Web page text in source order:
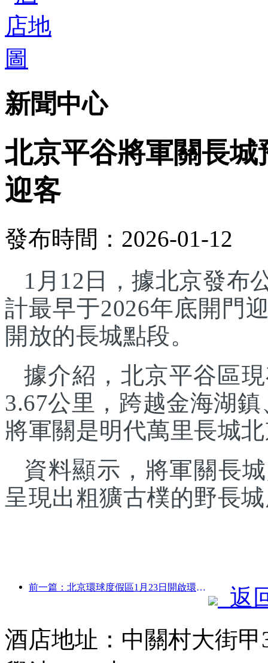
新聞中心
北京平谷將軍關長城
迎客
發布時間：2026-01-12
1月12日，據北京發布
計最早于2026年底開門
開放的長城點段。
據介紹，北京平谷區
3.67公里，跨越金海湖
將軍關是明代萬里長城
資料顯示，將軍關長
呈現出粗獷古樸的野長
前一篇：北京環球度假區1月23日開啟環球中國年活動，持續40天
返
酒店地址：中關村大街